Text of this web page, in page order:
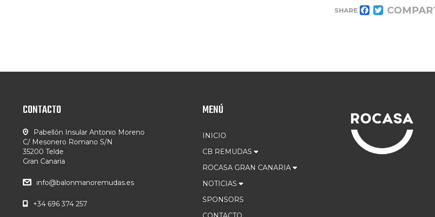
SHARE FACEBOOK
TWITTER
CONTACTO
Pabellón Insular Antonio Moreno
C/ Mesonero Romano S/N
35200 Telde
Gran Canaria
info@balonmanoremudas.es
+34 696 374 257
MENÚ
INICIO
CB REMUDAS
ROCASA GRAN CANARIA
NOTICIAS
SPONSORS